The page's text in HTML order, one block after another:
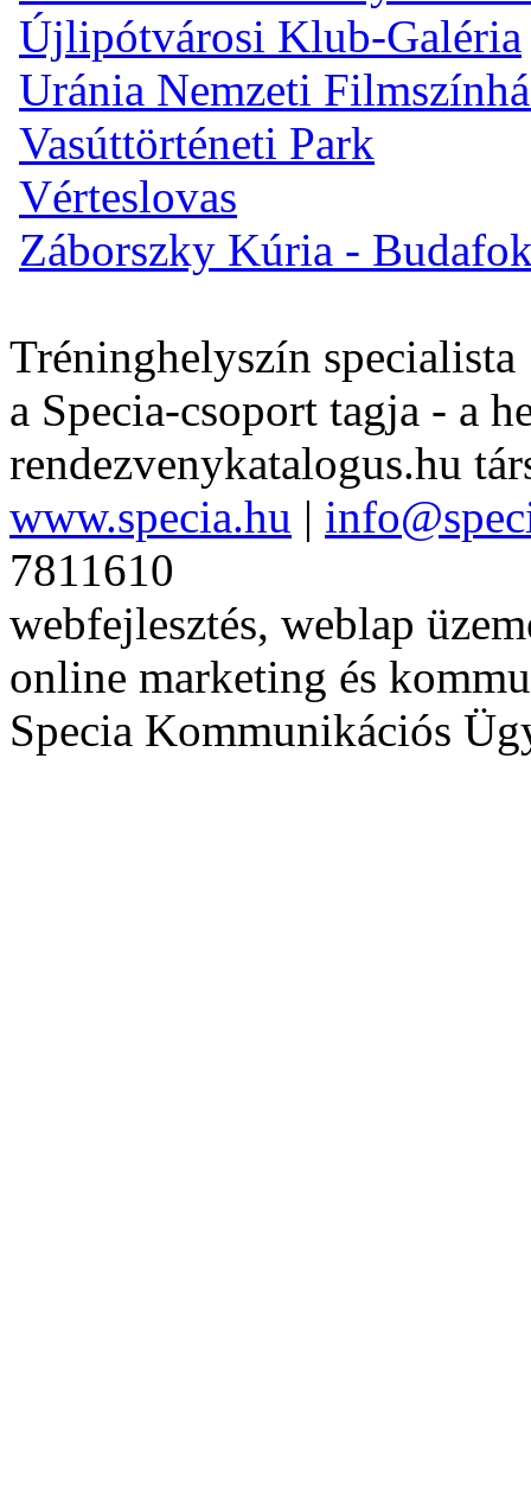
Újlipótvárosi Klub-Galéria
Uránia Nemzeti
Vasúttörténeti Park
Vérteslovas
Záborszky Kúria -
Tréninghelyszín specialista
a Specia-csoport tagja - a
rendezvenykatalogus.hu
www.specia.hu |
7811610
webfejlesztés, weblap
online marketing és
Specia Kommunikációs